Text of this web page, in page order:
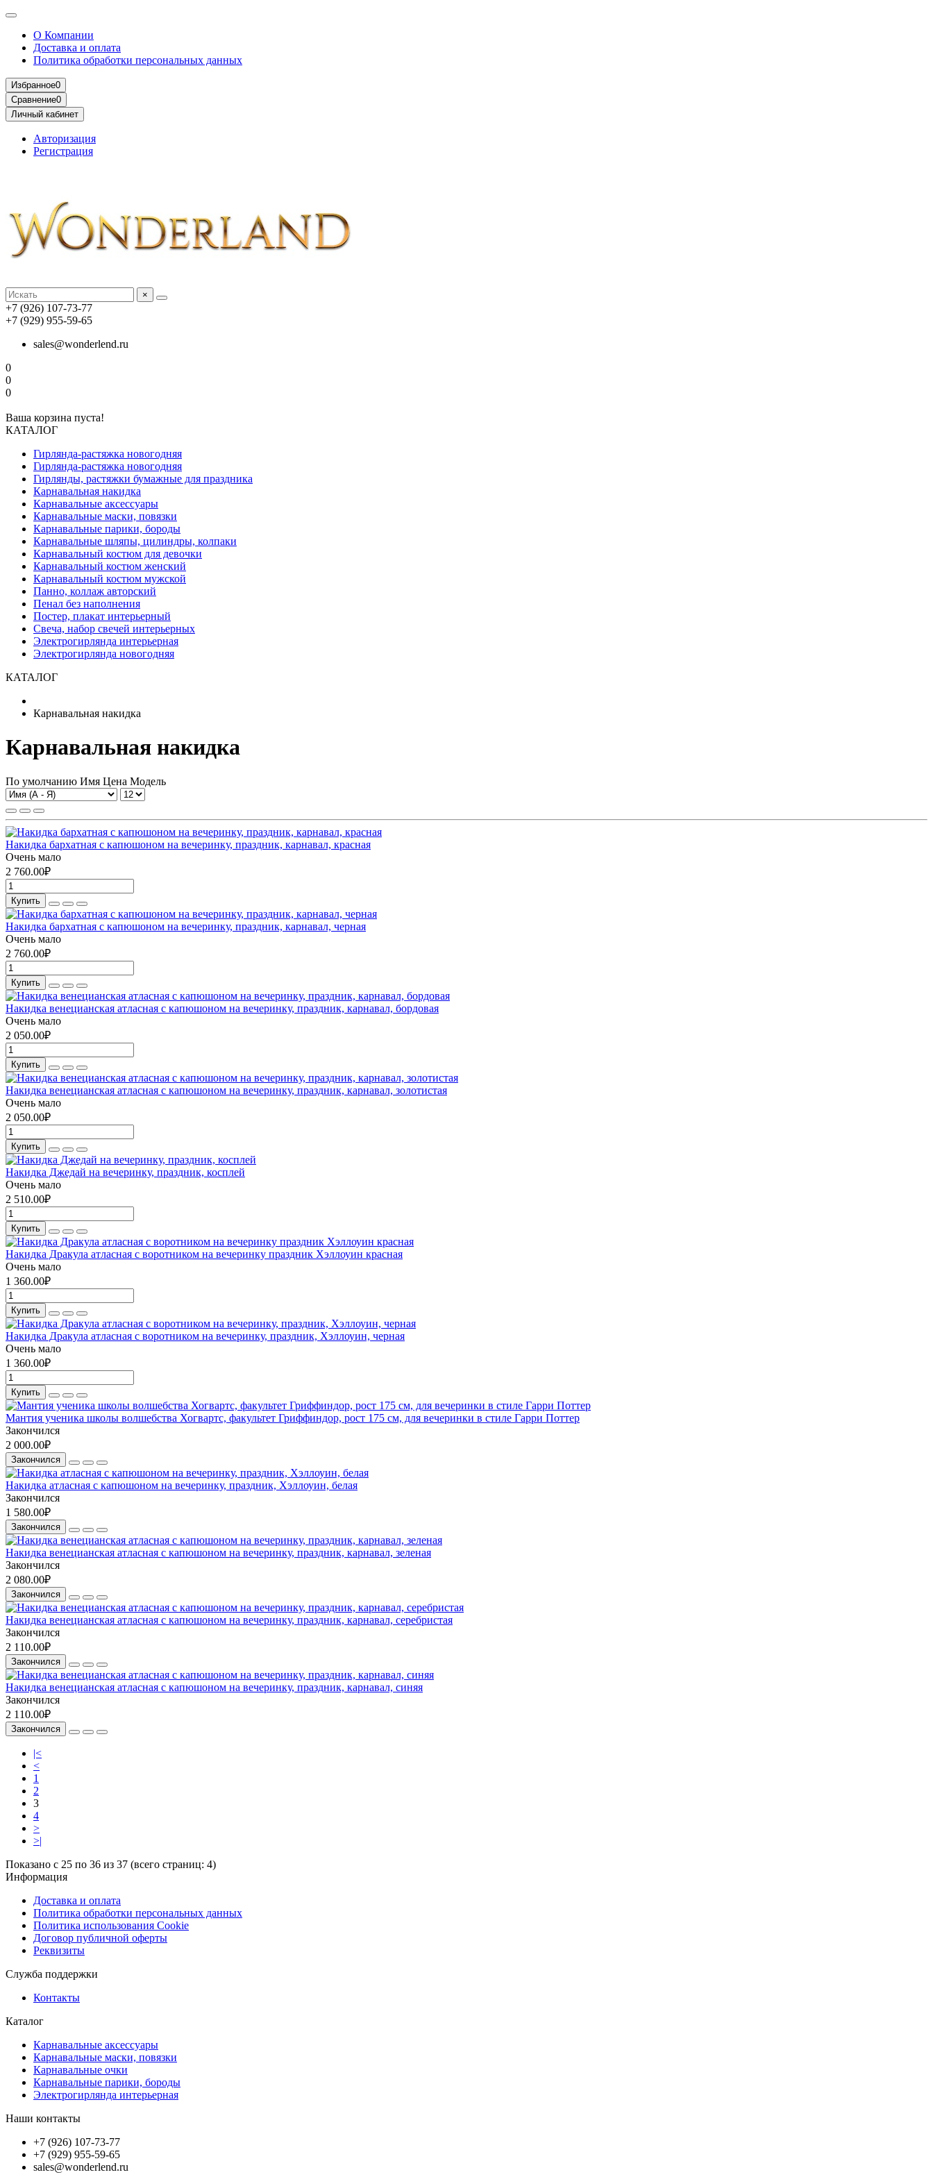
О Компании
Доставка и оплата
Политика обработки персональных данных
Избранное0
Сравнение0
Личный кабинет
Авторизация
Регистрация
×
+7 (926) 107-73-77
+7 (929) 955-59-65
sales@wonderlend.ru
0
0
0
Ваша корзина пуста!
КАТАЛОГ
Гирлянда-растяжка новогодняя
Гирлянда-растяжка новогодняя
Гирлянды, растяжки бумажные для праздника
Карнавальная накидка
Карнавальные аксессуары
Карнавальные маски, повязки
Карнавальные парики, бороды
Карнавальные шляпы, цилиндры, колпаки
Карнавальный костюм для девочки
Карнавальный костюм женский
Карнавальный костюм мужской
Панно, коллаж авторский
Пенал без наполнения
Постер, плакат интерьерный
Свеча, набор свечей интерьерных
Электрогирлянда интерьерная
Электрогирлянда новогодняя
КАТАЛОГ
Карнавальная накидка
Карнавальная накидка
По умолчанию Имя Цена Модель
Накидка бархатная с капюшоном на вечеринку, праздник, карнавал, красная
Очень мало
2 760.00₽
Купить
Накидка бархатная с капюшоном на вечеринку, праздник, карнавал, черная
Очень мало
2 760.00₽
Купить
Накидка венецианская атласная с капюшоном на вечеринку, праздник, карнавал, бордовая
Очень мало
2 050.00₽
Купить
Накидка венецианская атласная с капюшоном на вечеринку, праздник, карнавал, золотистая
Очень мало
2 050.00₽
Купить
Накидка Джедай на вечеринку, праздник, косплей
Очень мало
2 510.00₽
Купить
Накидка Дракула атласная с воротником на вечеринку праздник Хэллоуин красная
Очень мало
1 360.00₽
Купить
Накидка Дракула атласная с воротником на вечеринку, праздник, Хэллоуин, черная
Очень мало
1 360.00₽
Купить
Мантия ученика школы волшебства Хогвартс, факультет Гриффиндор, рост 175 см, для вечеринки в стиле Гарри Поттер
Закончился
2 000.00₽
Закончился
Накидка атласная с капюшоном на вечеринку, праздник, Хэллоуин, белая
Закончился
1 580.00₽
Закончился
Накидка венецианская атласная с капюшоном на вечеринку, праздник, карнавал, зеленая
Закончился
2 080.00₽
Закончился
Накидка венецианская атласная с капюшоном на вечеринку, праздник, карнавал, серебристая
Закончился
2 110.00₽
Закончился
Накидка венецианская атласная с капюшоном на вечеринку, праздник, карнавал, синяя
Закончился
2 110.00₽
Закончился
|<
<
1
2
3
4
>
>|
Показано с 25 по 36 из 37 (всего страниц: 4)
Информация
Доставка и оплата
Политика обработки персональных данных
Политика использования Cookie
Договор публичной оферты
Реквизиты
Служба поддержки
Контакты
Каталог
Карнавальные аксессуары
Карнавальные маски, повязки
Карнавальные очки
Карнавальные парики, бороды
Электрогирлянда интерьерная
Наши контакты
+7 (926) 107-73-77
+7 (929) 955-59-65
sales@wonderlend.ru